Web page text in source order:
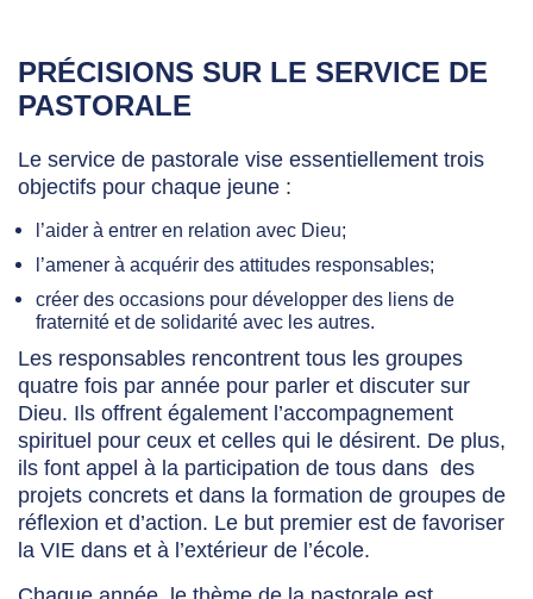
PRÉCISIONS SUR LE SERVICE DE
PASTORALE
Le service de pastorale vise essentiellement trois
objectifs pour chaque jeune :
l’aider à entrer en relation avec Dieu;
l’amener à acquérir des attitudes responsables;
créer des occasions pour développer des liens de
fraternité et de solidarité avec les autres.
Les responsables rencontrent tous les groupes
quatre fois par année pour parler et discuter sur
Dieu. Ils offrent également l’accompagnement
spirituel pour ceux et celles qui le désirent. De plus,
ils font appel à la participation de tous dans des
projets concrets et dans la formation de groupes de
réflexion et d’action. Le but premier est de favoriser
la VIE dans et à l’extérieur de l’école.